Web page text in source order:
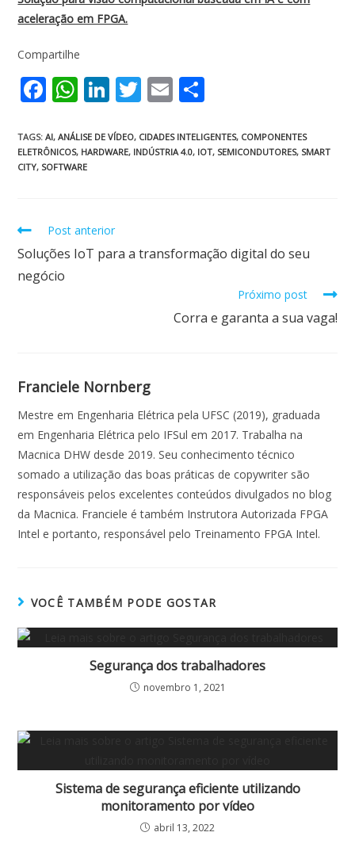
aceleração em FPGA.
Compartilhe
F
e
b
k
W
at
s
p
Li
k
e
T
itt
er
E
ai
l
ar
e
TAGS:AI, ANÁLISE DE VÍDEO, CIDADES INTELIGENTES, COMPONENTES
ELETRÔNICOS, HARDWARE, INDÚSTRIA 4.0, IOT, SEMICONDUTORES, SMART
CITY, SOFTWARE
Post anterior
Soluções IoT para a transformação digital do seu
negócio
Próximo post
Corra e garanta a sua vaga!
Franciele Nornberg
Mestre em Engenharia Elétrica pela UFSC (2019), graduada
em Engenharia Elétrica pelo IFSul em 2017. Trabalha na
Macnica DHW desde 2019. Seu conhecimento técnico
somado a utilização das boas práticas de copywriter são
responsáveis pelos excelentes conteúdos divulgados no blog
da Macnica. Franciele é também Instrutora Autorizada FPGA
Intel e portanto, responsável pelo Treinamento FPGA Intel.
VOCÊ TAMBÉM PODE GOSTAR
Segurança dos trabalhadores
novembro 1, 2021
Sistema de segurança eficiente utilizando
monitoramento por vídeo
abril 13, 2022